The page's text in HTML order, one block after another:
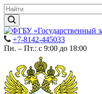
+7-8142-445033
Пн. – Пт.: с 9:00 до 18:00